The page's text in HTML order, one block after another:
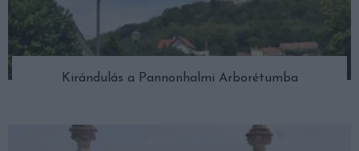
Kirándulás a Pannonhalmi Arborétumba